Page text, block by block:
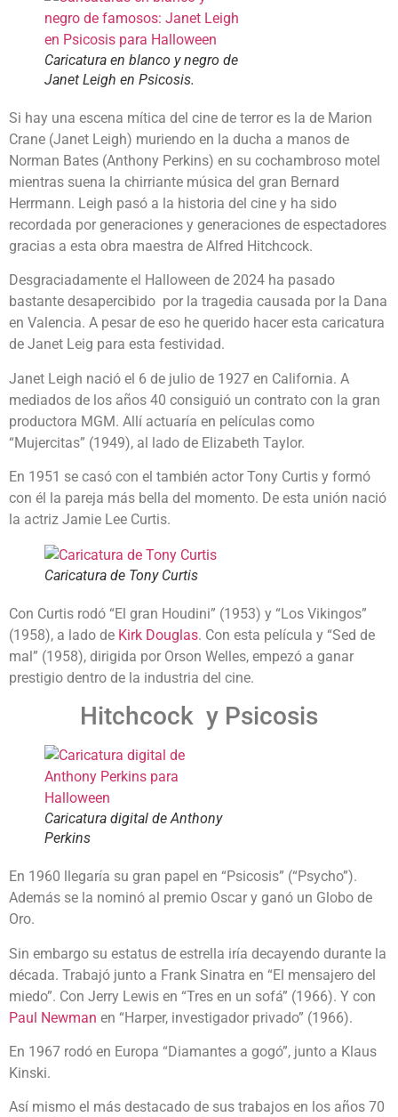
Caricatura en blanco y negro de
Janet Leigh en Psicosis.
Si hay una escena mítica del cine de terror es la de Marion
Crane (Janet Leigh) muriendo en la ducha a manos de
Norman Bates (Anthony Perkins) en su cochambroso motel
mientras suena la chirriante música del gran Bernard
Herrmann. Leigh pasó a la historia del cine y ha sido
recordada por generaciones y generaciones de espectadores
gracias a esta obra maestra de Alfred Hitchcock.
Desgraciadamente el Halloween de 2024 ha pasado
bastante desapercibido por la tragedia causada por la Dana
en Valencia. A pesar de eso he querido hacer esta caricatura
de Janet Leig para esta festividad.
Janet Leigh nació el 6 de julio de 1927 en California. A
mediados de los años 40 consiguió un contrato con la gran
productora MGM. Allí actuaría en películas como
“Mujercitas” (1949), al lado de Elizabeth Taylor.
En 1951 se casó con el también actor Tony Curtis y formó
con él la pareja más bella del momento. De esta unión nació
la actriz Jamie Lee Curtis.
Caricatura de Tony Curtis
Con Curtis rodó “El gran Houdini” (1953) y “Los Vikingos”
(1958), a lado de Kirk Douglas. Con esta película y “Sed de
mal” (1958), dirigida por Orson Welles, empezó a ganar
prestigio dentro de la industria del cine.
Hitchcock y Psicosis
Caricatura digital de Anthony
Perkins
En 1960 llegaría su gran papel en “Psicosis” (“Psycho”).
Además se la nominó al premio Oscar y ganó un Globo de
Oro.
Sin embargo su estatus de estrella iría decayendo durante la
década. Trabajó junto a Frank Sinatra en “El mensajero del
miedo”. Con Jerry Lewis en “Tres en un sofá” (1966). Y con
Paul Newman en “Harper, investigador privado” (1966).
En 1967 rodó en Europa “Diamantes a gogó”, junto a Klaus
Kinski.
Así mismo el más destacado de sus trabajos en los años 70